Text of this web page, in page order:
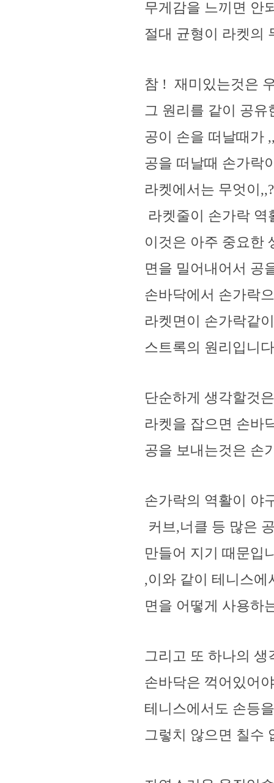
무게감을 느끼면 안
절대 균형이 라켓의
참 ! 재미있는것은
그 원리를 같이 공유
공이 손을 떠날때가
공을 떠날때 손가락
라켓에서는 무엇이
라켓줄이 손가락
이것은 아주 중요한
면을 밀어내어서 공
손바닥에서 손가락
라켓면이 손가락같
스트록의 원리입니다
단순하게 생각할것
라켓을 잡으면 손바
공을 보내는것은 손
손가락의 역활이 야
커브,너클 등 많은
만들어 지기 때문입
,이와 같이 테니스에
면을 어떻게 사용하
그리고 또 하나의 생
손바닥은 꺽어있어
테니스에서도 손등
그렇치 않으면 칠수